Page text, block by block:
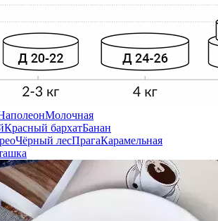
Молочная
Красный бархатБанан
Чёрный лесПрагаКарамельная